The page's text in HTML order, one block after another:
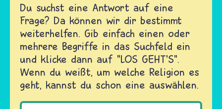
Du suchst eine Antwort auf eine
Frage? Da können wir dir bestimmt
weiterhelfen. Gib einfach einen oder
mehrere Begriffe in das Suchfeld ein
und klicke dann auf "LOS GEHT'S".
Wenn du weißt, um welche Religion es
geht, kannst du schon eine auswählen.